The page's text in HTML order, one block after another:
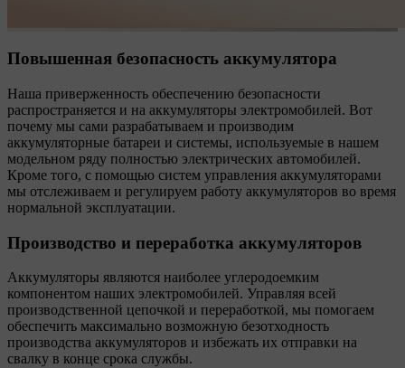
Повышенная безопасность аккумулятора
Наша приверженность обеспечению безопасности
распространяется и на аккумуляторы электромобилей. Вот
почему мы сами разрабатываем и производим
аккумуляторные батареи и системы, используемые в нашем
модельном ряду полностью электрических автомобилей.
Кроме того, с помощью систем управления аккумуляторами
мы отслеживаем и регулируем работу аккумуляторов во время
нормальной эксплуатации.
Производство и переработка аккумуляторов
Аккумуляторы являются наиболее углеродоемким
компонентом наших электромобилей. Управляя всей
производственной цепочкой и переработкой, мы помогаем
обеспечить максимально возможную безотходность
производства аккумуляторов и избежать их отправки на
свалку в конце срока службы.